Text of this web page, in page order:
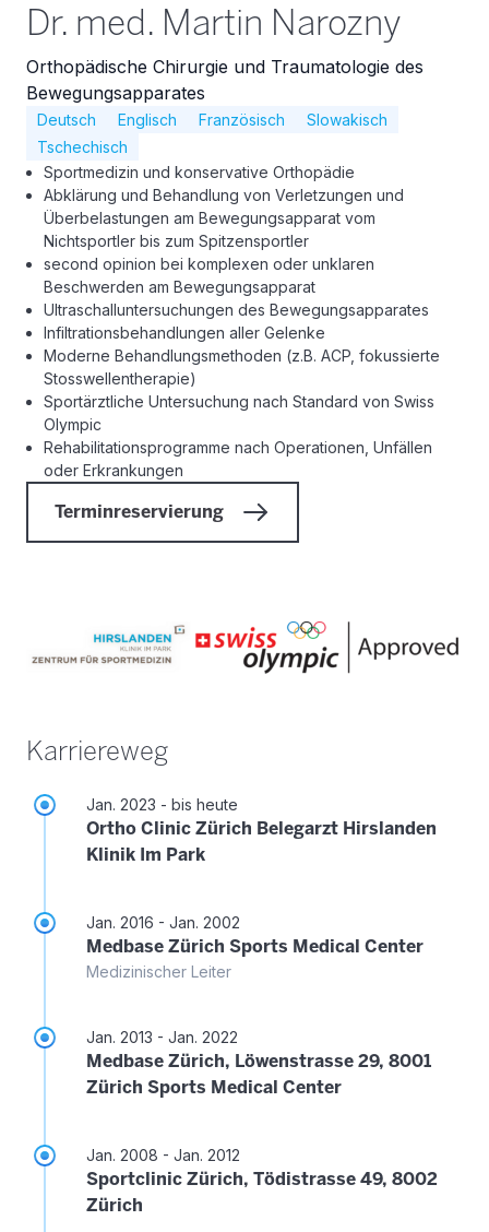
Dr. med. Martin Narozny
Orthopädische Chirurgie und Traumatologie des
Bewegungsapparates
Deutsch Englisch Französisch
Slowakisch
Tschechisch
Sportmedizin und konservative Orthopädie
Abklärung und Behandlung von Verletzungen und
Überbelastungen am Bewegungsapparat vom
Nichtsportler bis zum Spitzensportler
second opinion bei komplexen oder unklaren
Beschwerden am Bewegungsapparat
Ultraschalluntersuchungen des Bewegungsapparates
Infiltrationsbehandlungen aller Gelenke
Moderne Behandlungsmethoden (z.B. ACP, fokussierte
Stosswellentherapie)
Sportärztliche Untersuchung nach Standard von Swiss
Olympic
Rehabilitationsprogramme nach Operationen, Unfällen
oder Erkrankungen
Terminreservierung
Karriereweg
Jan. 2023 - bis heute
Ortho Clinic Zürich Belegarzt Hirslanden
Klinik Im Park
Jan. 2016 - Jan. 2002
Medbase Zürich Sports Medical Center
Medizinischer Leiter
Jan. 2013 - Jan. 2022
Medbase Zürich, Löwenstrasse 29, 8001
Zürich Sports Medical Center
Jan. 2008 - Jan. 2012
Sportclinic Zürich, Tödistrasse 49, 8002
Zürich